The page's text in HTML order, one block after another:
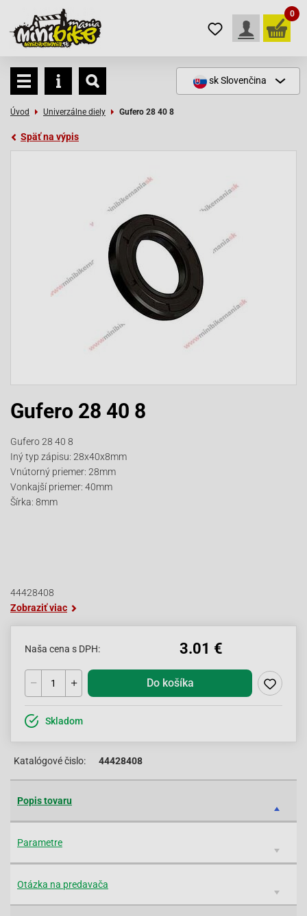
0
skSlovenčina
Úvod Univerzálne diely Gufero 28 40 8
Späť na výpis
Gufero 28 40 8
Gufero 28 40 8
Iný typ zápisu: 28x40x8mm
Vnútorný priemer: 28mm
Vonkajší priemer: 40mm
Šírka: 8mm
44428408
Zobraziť viac
Naša cena s DPH: 3.01 €
Do košíka
Skladom
Katalógové čislo: 44428408
Popis tovaru
Parametre
Otázka na predavača